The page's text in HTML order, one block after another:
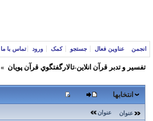
انجمن عناوین فعال جستجو کمک ورود تماس با ما
تفسير و‌ تدبر قرآن انلاين-تالارگفتگوي قرآن پویان »
انتخابها
عنوان عنوان